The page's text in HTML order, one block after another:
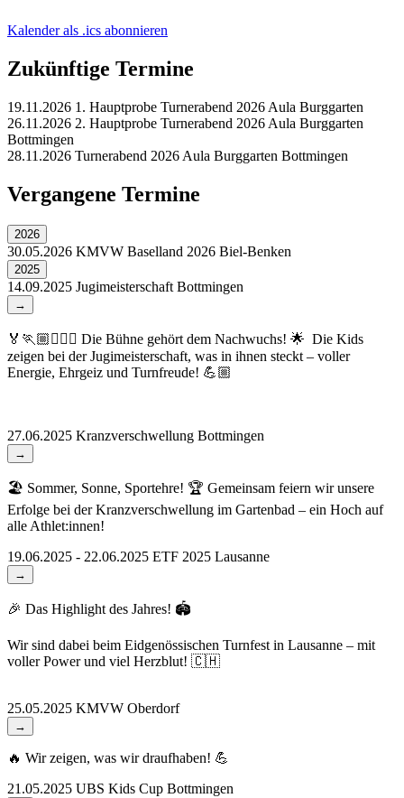
Kalender als .ics abonnieren
Zukünftige Termine
19.11.2026 1. Hauptprobe Turnerabend 2026 Aula Burggarten
26.11.2026 2. Hauptprobe Turnerabend 2026 Aula Burggarten
Bottmingen
28.11.2026 Turnerabend 2026 Aula Burggarten Bottmingen
Vergangene Termine
2026
30.05.2026 KMVW Baselland 2026 Biel-Benken
2025
14.09.2025 Jugimeisterschaft Bottmingen
→
🏅🏃🏼🏋🏼‍♂️ Die Bühne gehört dem Nachwuchs! 🌟 Die Kids
zeigen bei der Jugimeisterschaft, was in ihnen steckt – voller
Energie, Ehrgeiz und Turnfreude! 💪🏼
27.06.2025 Kranzverschwellung Bottmingen
→
🏖️ Sommer, Sonne, Sportehre! 🏆 Gemeinsam feiern wir unsere
Erfolge bei der Kranzverschwellung im Gartenbad – ein Hoch auf
alle Athlet:innen!
19.06.2025 - 22.06.2025 ETF 2025 Lausanne
→
🎉 Das Highlight des Jahres! 🏟️
Wir sind dabei beim Eidgenössischen Turnfest in Lausanne – mit
voller Power und viel Herzblut! 🇨🇭
25.05.2025 KMVW Oberdorf
→
🔥 Wir zeigen, was wir draufhaben! 💪
21.05.2025 UBS Kids Cup Bottmingen